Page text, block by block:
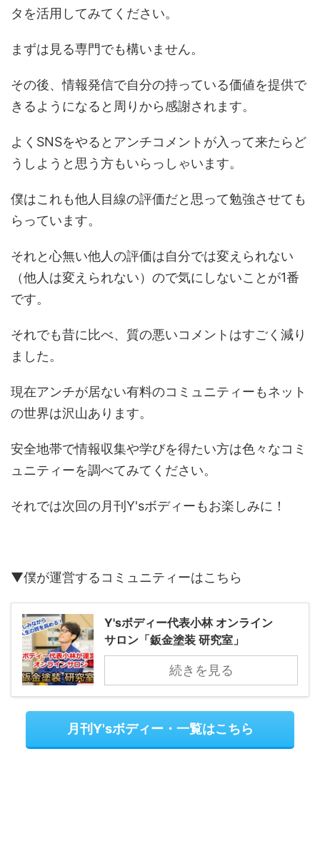
タを活用してみてください。
まずは見る専門でも構いません。
その後、情報発信で自分の持っている価値を提供で
きるようになると周りから感謝されます。
よくSNSをやるとアンチコメントが入って来たらど
うしようと思う方もいらっしゃいます。
僕はこれも他人目線の評価だと思って勉強させても
らっています。
それと心無い他人の評価は自分では変えられない
（他人は変えられない）ので気にしないことが1番
です。
それでも昔に比べ、質の悪いコメントはすごく減り
ました。
現在アンチが居ない有料のコミュニティーもネット
の世界は沢山あります。
安全地帯で情報収集や学びを得たい方は色々なコミ
ュニティーを調べてみてください。
それでは次回の月刊Y'sボディーもお楽しみに！
▼僕が運営するコミュニティーはこちら
Y'sボディー代表小林 オンライン
サロン「鈑金塗装 研究室」
続きを見る
月刊Y'sボディー・一覧はこちら